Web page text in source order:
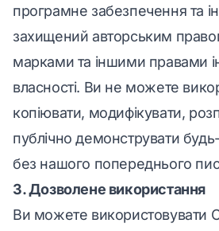
програмне забезпечення та
захищений авторським
марками та іншими правами
власності. Ви не можете
копіювати, модифікувати,
публічно демонструвати
без нашого попереднього
3. Дозволене використання
Ви можете використовувати